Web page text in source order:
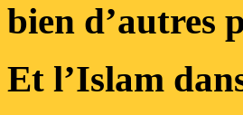
bien d’autres
Et l’Islam